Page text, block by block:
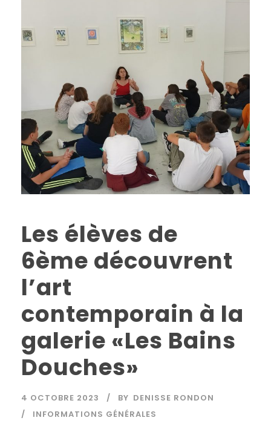
Les élèves de
6ème découvrent
l’art
contemporain à la
galerie «Les Bains
Douches»
4 OCTOBRE 2023 BY DENISSE RONDON
INFORMATIONS GÉNÉRALES